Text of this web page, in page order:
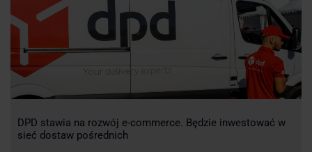
DPD stawia na rozwój e-commerce. Będzie inwestować w
sieć dostaw pośrednich